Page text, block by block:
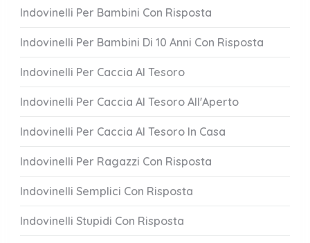
Indovinelli Per Bambini Con Risposta
Indovinelli Per Bambini Di 10 Anni Con Risposta
Indovinelli Per Caccia Al Tesoro
Indovinelli Per Caccia Al Tesoro All'Aperto
Indovinelli Per Caccia Al Tesoro In Casa
Indovinelli Per Ragazzi Con Risposta
Indovinelli Semplici Con Risposta
Indovinelli Stupidi Con Risposta